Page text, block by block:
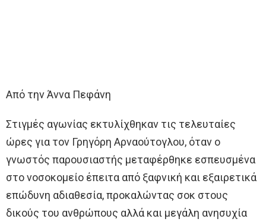
Από την Άννα Πεφάνη
Στιγμές αγωνίας εκτυλίχθηκαν τις τελευταίες
ώρες για τον Γρηγόρη Αρναούτογλου, όταν ο
γνωστός παρουσιαστής μεταφέρθηκε εσπευσμένα
στο νοσοκομείο έπειτα από ξαφνική και εξαιρετικά
επώδυνη αδιαθεσία, προκαλώντας σοκ στους
δικούς του ανθρώπους αλλά και μεγάλη ανησυχία